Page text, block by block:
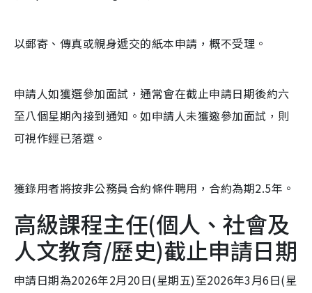
以郵寄、傳真或親身遞交的紙本申請，概不受理。
申請人如獲選參加面試，通常會在截止申請日期後約六
至八個星期內接到通知。如申請人未獲邀參加面試，則
可視作經已落選。
獲錄用者將按非公務員合約條件聘用，合約為期2.5年。
高級課程主任(個人、社會及
人文教育/歷史)截止申請日期
申請日期為2026年2月20日(星期五)至2026年3月6日(星